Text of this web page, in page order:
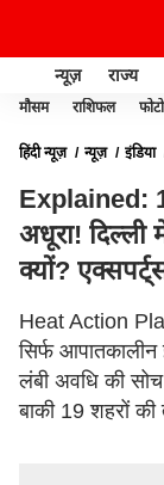
न्यूज़ राज्य
मौसम राशिफल
हिंदी न्यूज़ न्यूज़ इंडिया
Explained:
अधूरा!
क्यों?
Heat Action
सिर्फ
लंबी अवधि की
बाकी 19 शहरों की